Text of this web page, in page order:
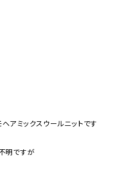
ミックスウールニットです
明ですが